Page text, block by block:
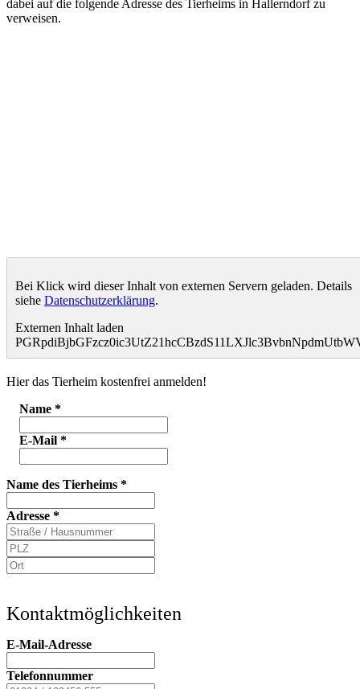
dabei auf die folgende Adresse des Tierheims in Hallerndorf zu
verweisen.
Bei Klick wird dieser Inhalt von externen Servern geladen. Details
siehe Datenschutzerklärung.
Externen Inhalt laden
Hier das Tierheim kostenfrei anmelden!
Name *
E-Mail *
Name des Tierheims *
Adresse *
Kontaktmöglichkeiten
E-Mail-Adresse
Telefonnummer